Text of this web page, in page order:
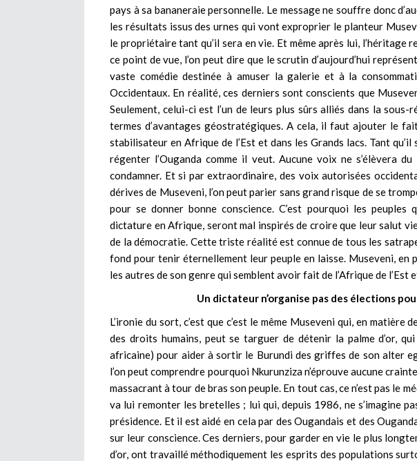
pays à sa bananeraie personnelle. Le message ne souffre donc
les résultats issus des urnes qui vont exproprier le planteur
le propriétaire tant qu’il sera en vie. Et même après lui, l’héritage
ce point de vue, l’on peut dire que le scrutin d’aujourd’hui
vaste comédie destinée à amuser la galerie et à la
Occidentaux. En réalité, ces derniers sont conscients que
Seulement, celui-ci est l’un de leurs plus sûrs alliés dans la
termes d’avantages géostratégiques. A cela, il faut ajouter le
stabilisateur en Afrique de l’Est et dans les Grands lacs. Tant
régenter l’Ouganda comme il veut. Aucune voix ne s’élèvera
condamner. Et si par extraordinaire, des voix autorisées
dérives de Museveni, l’on peut parier sans grand risque de se
pour se donner bonne conscience. C’est pourquoi les peuples
dictature en Afrique, seront mal inspirés de croire que leur salut
de la démocratie. Cette triste réalité est connue de tous les
fond pour tenir éternellement leur peuple en laisse. Museveni, en
les autres de son genre qui semblent avoir fait de l’Afrique de l’Est
Un dictateur n’organise pas des élections
L’ironie du sort, c’est que c’est le même Museveni qui, en matière
des droits humains, peut se targuer de détenir la palme d’or,
africaine) pour aider à sortir le Burundi des griffes de son alter
l’on peut comprendre pourquoi Nkurunziza n’éprouve aucune
massacrant à tour de bras son peuple. En tout cas, ce n’est pas le
va lui remonter les bretelles ; lui qui, depuis 1986, ne s’imagine
présidence. Et il est aidé en cela par des Ougandais et des
sur leur conscience. Ces derniers, pour garder en vie le plus
d’or, ont travaillé méthodiquement les esprits des populations